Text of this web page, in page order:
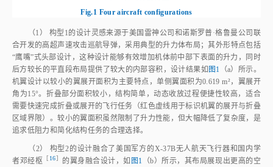
Fig.1 Four aircraft configurations
（1） 构型1的设计灵感来源于美国雷神公司和诺斯罗普·格鲁曼公司联
合开发的高超声速攻击巡航导弹，采用典型的升力体布局；其外形特点包括
“鹰嘴”式头部设计，这种设计能够有效增加机体前中部下表面的升力，同时
后方较长的平直段布局提供了较大的内部容积，设计结果如 图1 （a）所示。
机翼设计以较小的翼展开面积为主要特点，单侧翼面积为0.619 m²，翼展开
角为15°。折叠部分面积较小，结构简单，动态收放过程便捷性较高，适合
需要快速完成折叠或展开的飞行任务（红色虚线用于标识机翼的展开与折叠
区域界限）。较小的翼面积虽然限制了升力性能，但大幅降低了复杂度，是
追求低阻力和简化结构任务的合理选择。
（2） 构型2的设计融合了美国军方的X‑37B无人航天飞行器和国内学
者邓经枢 ［ 16］ 的翼身融合设计，如 图1 （b）所示，其布局展现出更高的空